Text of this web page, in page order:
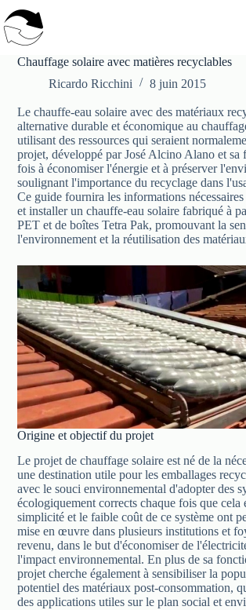
au
contenu
Chauffage solaire avec matières recyclables
Ricardo Ricchini
8 juin 2015
Le chauffe-eau solaire avec des matériaux
alternative durable et économique au
utilisant des ressources qui seraient
projet, développé par José Alcino Alano et sa
fois à économiser l'énergie et à préserver
soulignant l'importance du recyclage dans
Ce guide fournira les informations
et installer un chauffe-eau solaire fabriqué à
PET et de boîtes Tetra Pak, promouvant la
l'environnement et la réutilisation des
Origine et objectif du projet
Le projet de chauffage solaire est né de la
une destination utile pour les emballages
avec le souci environnemental d'adopter des
écologiquement corrects chaque fois que cela
simplicité et le faible coût de ce système ont
mise en œuvre dans plusieurs institutions et
revenu, dans le but d'économiser de
l'impact environnemental. En plus de sa
projet cherche également à sensibiliser la
potentiel des matériaux post-consommation,
des applications utiles sur le plan social et